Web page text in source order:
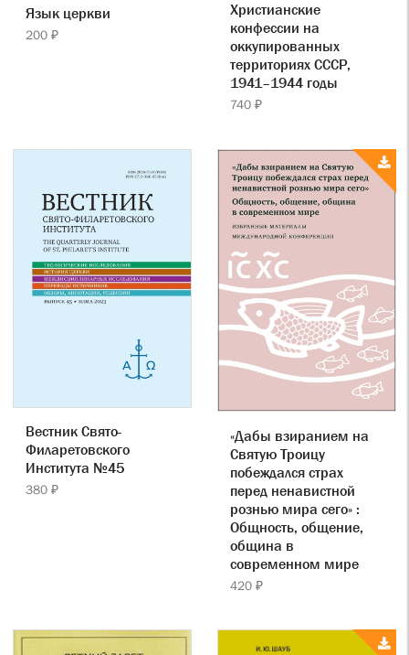
Язык церкви
200 ₽
Христианские
конфессии на
оккупированных
территориях СССР,
1941–1944 годы
740 ₽
Вестник Свято-
Филаретовского
Института №45
380 ₽
«Дабы взиранием на
Святую Троицу
побеждался страх
перед ненавистной
рознью мира сего» :
Общность, общение,
община в
современном мире
420 ₽